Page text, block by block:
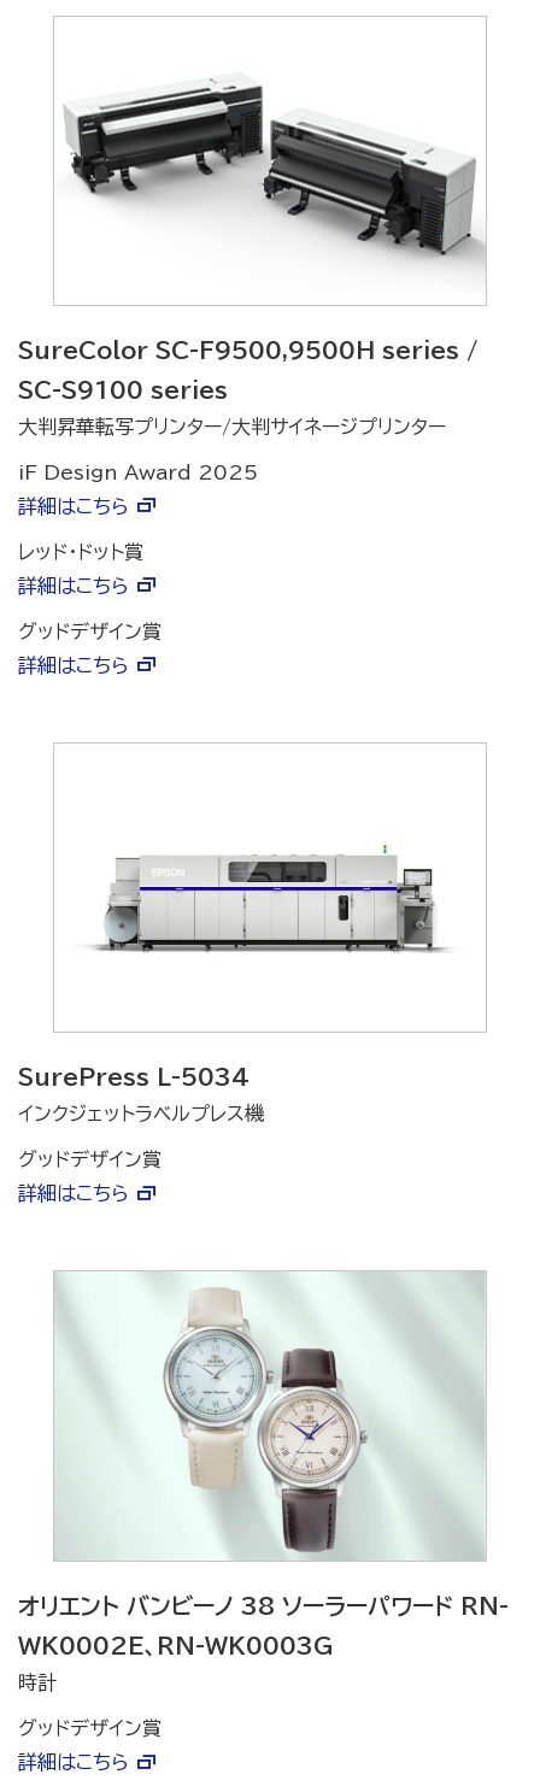
SureColor SC-F9500,9500H series /
SC-S9100 series
大判昇華転写プリンター/大判サイネージプリンター
iF Design Award 2025
詳細はこちら
レッド・ドット賞
詳細はこちら
グッドデザイン賞
詳細はこちら
SurePress L-5034
インクジェットラベルプレス機
グッドデザイン賞
詳細はこちら
オリエント バンビーノ 38 ソーラーパワード RN-
WK0002E、RN-WK0003G
時計
グッドデザイン賞
詳細はこちら